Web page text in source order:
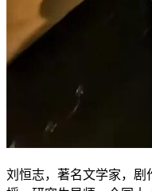
刘恒志，著名文学家，剧